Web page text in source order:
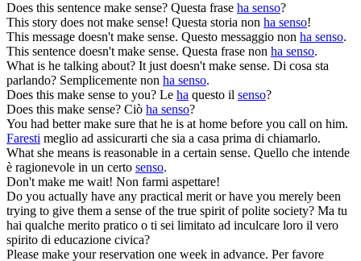
Does this sentence make sense? Questa frase ha senso?
This story does notmake sense! Questa storia non ha senso!
This message doesn'tmake sense. Questo messaggio non ha senso.
This sentence doesn'tmake sense. Questa frase non ha senso.
What is he talking about? It just doesn'tmake sense. Di cosa sta
parlando? Semplicemente non ha senso.
Does this make sense to you? Le ha questo il senso?
Does this make sense? Ciò ha senso?
You had bettermake sure that he is at home before you call on him.
Faresti meglio ad assicurarti che sia a casa prima di chiamarlo.
What she means is reasonable in a certain sense. Quello che intende
è ragionevole in un certo senso.
Don'tmake me wait! Non farmi aspettare!
Do you actually have any practical merit or have you merely been
trying to give them a sense of the true spirit of polite society? Ma tu
hai qualche merito pratico o ti sei limitato ad inculcare loro il vero
spirito di educazione civica?
Please make your reservation one week in advance. Per favore